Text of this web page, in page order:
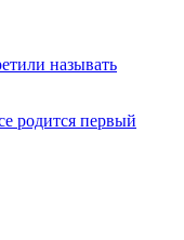
называть
родится первый